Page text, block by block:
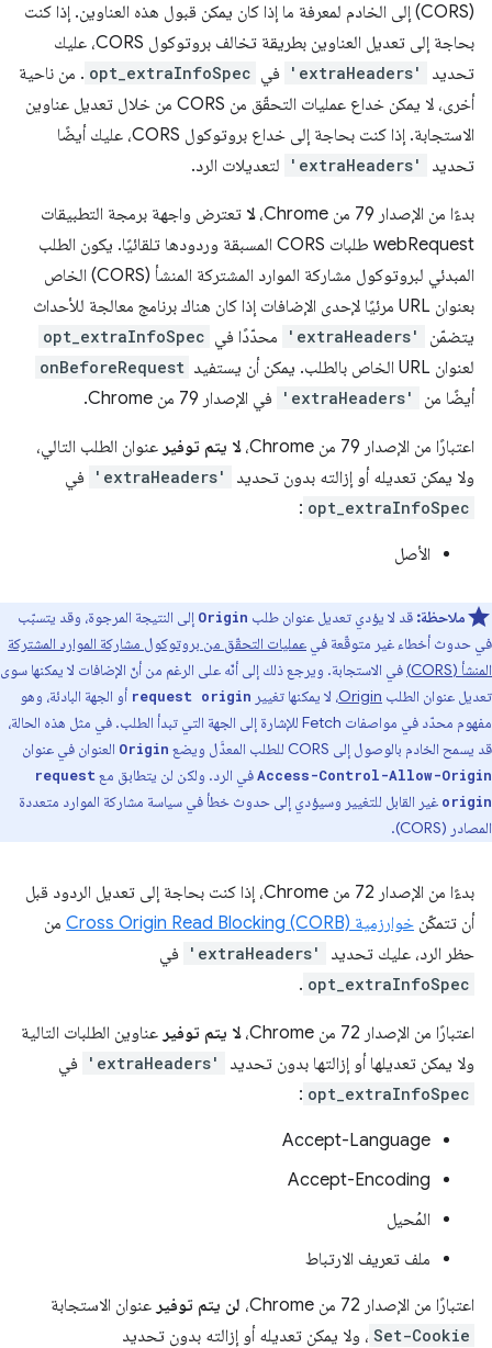
(CORS) إلى الخادم لمعرفة ما إذا كان يمكن قبول هذه العناوين. إذا كنت
بحاجة إلى تعديل العناوين بطريقة تخالف بروتوكول CORS، عليك
تحديد
'extraHeaders' في opt_extraInfoSpec . من ناحية
أخرى، لا يمكن خداع عمليات التحقّق من CORS من خلال تعديل عناوين
الاستجابة. إذا كنت بحاجة إلى خداع بروتوكول CORS، عليك أيضًا
تحديد
'extraHeaders' لتعديلات الرد.
بدءًا من الإصدار 79 من Chrome، لا تعترض واجهة برمجة التطبيقات
webRequest طلبات CORS المسبقة وردودها تلقائيًا. يكون الطلب
المبدئي لبروتوكول مشاركة الموارد المشتركة المنشأ (CORS) الخاص
بعنوان URL مرئيًا لإحدى الإضافات إذا كان هناك برنامج معالجة للأحداث
يتضمّن
'extraHeaders' محدّدًا في opt_extraInfoSpec
لعنوان URL الخاص بالطلب. يمكن أن يستفيد onBeforeRequest
أيضًا من 'extraHeaders' في الإصدار 79 من Chrome.
اعتبارًا من الإصدار 79 من Chrome، لا يتم توفير عنوان الطلب التالي،
ولا يمكن تعديله أو إزالته بدون تحديد
'extraHeaders' في
opt_extraInfoSpec
:
الأصل
ملاحظة: قد لا يؤدي تعديل عنوان طلب Origin إلى النتيجة المرجوة، وقد يتسبّب
في حدوث أخطاء غير متوقّعة في عمليات التحقّق من بروتوكول مشاركة الموارد المشتركة
المنشأ (CORS)
في الاستجابة. ويرجع ذلك إلى أنّه على الرغم من أنّ الإضافات لا يمكنها سوى
تعديل عنوان الطلب Origin، لا يمكنها تغيير request origin أو الجهة البادئة، وهو
مفهوم محدّد في مواصفات Fetch للإشارة إلى الجهة التي تبدأ الطلب. في مثل هذه الحالة،
قد يسمح الخادم بالوصول إلى CORS للطلب المعدَّل ويضع
Origin العنوان في عنوان
Access-Control-Allow-Originفي الرد. ولكن لن يتطابق مع request
origin غير القابل للتغيير وسيؤدي إلى حدوث خطأ في سياسة مشاركة الموارد متعددة
المصادر (CORS).
بدءًا من الإصدار 72 من Chrome، إذا كنت بحاجة إلى تعديل الردود قبل
أن تتمكّن خوارزمية Cross Origin Read Blocking (CORB)
من
حظر الرد، عليك تحديد
'extraHeaders' في
opt_extraInfoSpec
.
اعتبارًا من الإصدار 72 من Chrome، لا يتم توفير عناوين الطلبات التالية
ولا يمكن تعديلها أو إزالتها بدون تحديد
'extraHeaders' في
opt_extraInfoSpec
:
Accept-Language
Accept-Encoding
المُحيل
ملف تعريف الارتباط
اعتبارًا من الإصدار 72 من Chrome، لن يتم توفير عنوان الاستجابة
Set-Cookie ، ولا يمكن تعديله أو إزالته بدون تحديد